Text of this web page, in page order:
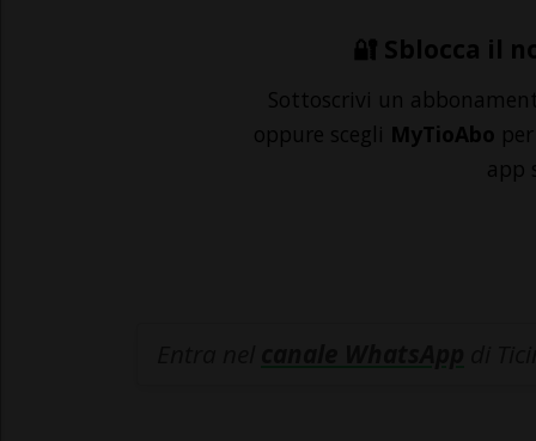
🔐 Sblocca il
Sottoscrivi un
oppure scegli MyTioAbo
app